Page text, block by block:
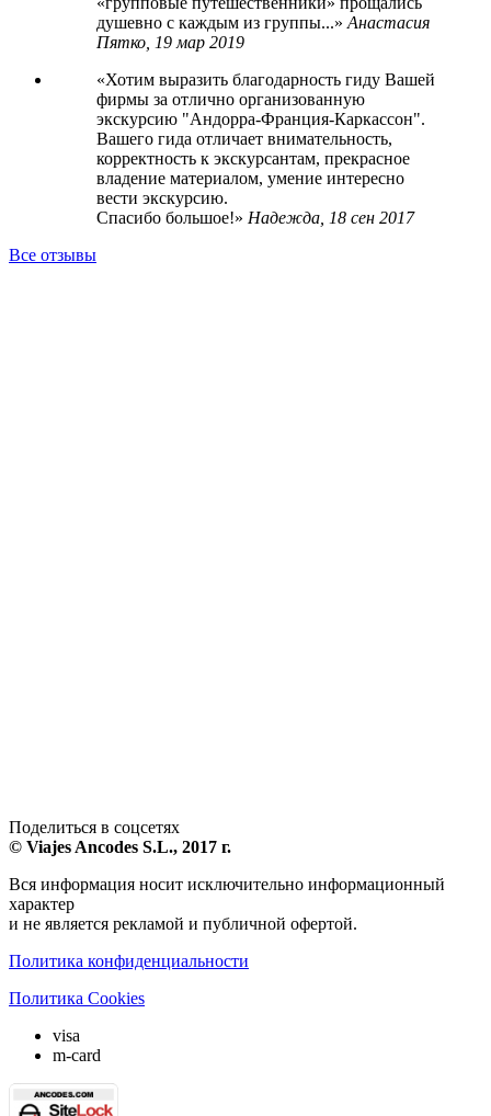
душевно с каждым из группы...
Анастасия
Пятко, 19 мар 2019
Хотим выразить благодарность гиду Вашей
фирмы за отлично организованную
экскурсию "Андорра-Франция-Каркассон".
Вашего гида отличает внимательность,
корректность к экскурсантам, прекрасное
владение материалом, умение интересно
вести экскурсию.
Спасибо большое!
Надежда, 18 сен 2017
Все отзывы
Поделиться в соцсетях
© Viajes Ancodes S.L., 2017 г.
Вся информация носит исключительно информационный
характер
и не является рекламой и публичной офертой.
Политика конфиденциальности
Политика Cookies
visa
m-card